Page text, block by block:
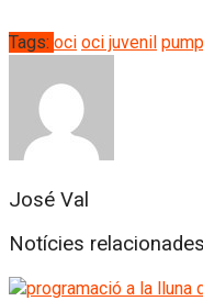
Tags: oci oci juvenil
José Val
Notícies relacionades